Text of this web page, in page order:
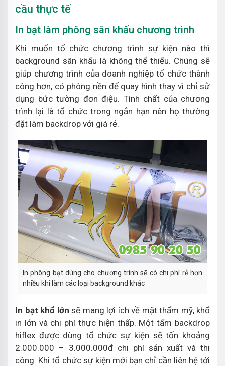
cầu thực tế
In bạt làm phông sân khấu chương trình
Khi muốn tổ chức chương trình sự kiện nào thì
background sân khấu là không thể thiếu. Chúng sẽ
giúp chương trình của doanh nghiệp tổ chức thành
công hơn, có phông nền để quay hình thay vì chỉ sử
dụng bức tường đơn điệu. Tính chất của chương
trình lại là tổ chức trong ngắn hạn nên họ thường
đặt làm backdrop với giá rẻ.
In phông bạt dùng cho chương trình sẽ có chi phí rẻ hơn
nhiều khi làm các loại background khác
In bạt khổ lớn sẽ mang lợi ích về mặt thẩm mỹ, khổ
in lớn và chi phí thực hiện thấp. Một tấm backdrop
hiflex được dùng tổ chức sự kiện sẽ tốn khoảng
2.000.000 – 3.000.000đ chi phí sản xuất và thi
công. Khi tổ chức sự kiện mới bạn chỉ cần liên hệ tới